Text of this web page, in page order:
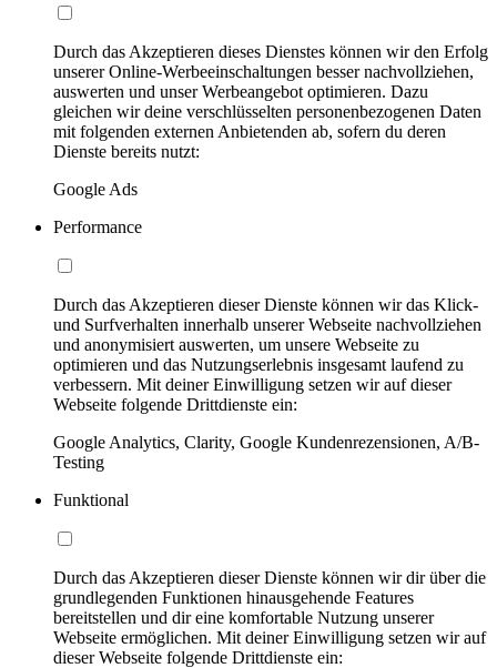
Durch das Akzeptieren dieses Dienstes können wir den Erfolg
unserer Online-Werbeeinschaltungen besser nachvollziehen,
auswerten und unser Werbeangebot optimieren. Dazu
gleichen wir deine verschlüsselten personenbezogenen Daten
mit folgenden externen Anbietenden ab, sofern du deren
Dienste bereits nutzt:
Google Ads
Performance
Durch das Akzeptieren dieser Dienste können wir das Klick-
und Surfverhalten innerhalb unserer Webseite nachvollziehen
und anonymisiert auswerten, um unsere Webseite zu
optimieren und das Nutzungserlebnis insgesamt laufend zu
verbessern. Mit deiner Einwilligung setzen wir auf dieser
Webseite folgende Drittdienste ein:
Google Analytics, Clarity, Google Kundenrezensionen, A/B-
Testing
Funktional
Durch das Akzeptieren dieser Dienste können wir dir über die
grundlegenden Funktionen hinausgehende Features
bereitstellen und dir eine komfortable Nutzung unserer
Webseite ermöglichen. Mit deiner Einwilligung setzen wir auf
dieser Webseite folgende Drittdienste ein: